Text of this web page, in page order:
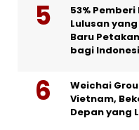
53%
Lulusan
Baru
bagi
Weichai
Vietnam,
Depan yang